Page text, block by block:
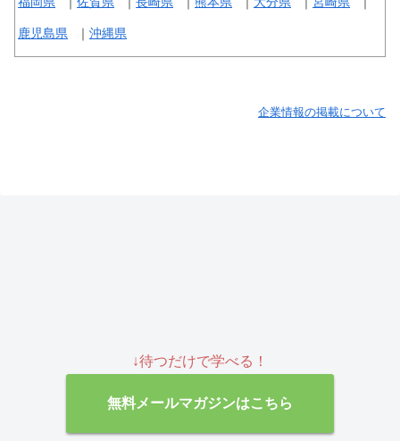
鹿児島県 沖縄県
企業情報の掲載について
↓待つだけで学べる！
無料メールマガジンはこちら